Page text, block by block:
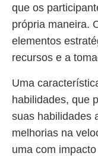
que os
própria maneira.
elementos
recursos e a
Uma
habilidades, que
suas habilidades
melhorias na
uma com